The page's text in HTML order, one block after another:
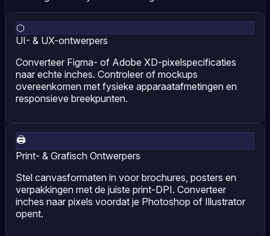
⬡
UI- & UX-ontwerpers
Converteer Figma- of Adobe XD-pixelspecificaties
naar echte inches. Controleer of mockups
overeenkomen met fysieke apparaatafmetingen en
responsieve breekpunten.
🖨
Print- & Grafisch Ontwerpers
Stel canvasformaten in voor brochures, posters en
verpakkingen met de juiste print-DPI. Converteer
inches naar pixels voordat je Photoshop of Illustrator
opent.